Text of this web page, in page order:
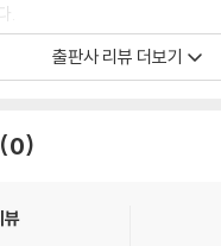
curve)
analysis)
inventory)
chart)
.
성상 도식은 적절히 활용하면
나 도식에 담겨있는 의미를 파
출판사 리뷰 더보기
0
뷰